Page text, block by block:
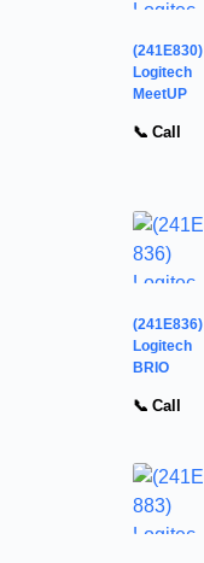
(241E830)
Logitech
MeetUP
📞 Call
(241E836)
Logitech
BRIO
📞 Call